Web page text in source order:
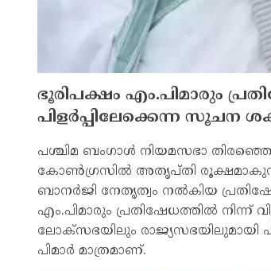
ഭൂരിപക്ഷം എം.പിമാരും
പിളര്‍പ്പിലേക്കെന്ന സൂചന
പശ്ചിമ ബംഗാള്‍ നിയമസഭാ
കോണ്‍ഗ്രസില്‍ അതൃപ്തി
ബാനര്‍ജി നേതൃത്വം നല്‍കിയ
എം.പിമാരും പ്രതിഷേധത്തില്‍ നിന്ന്
ലോക്‌സഭയിലും രാജ്യസഭയിലുമായി
പിമാര്‍ മാത്രമാണ്.